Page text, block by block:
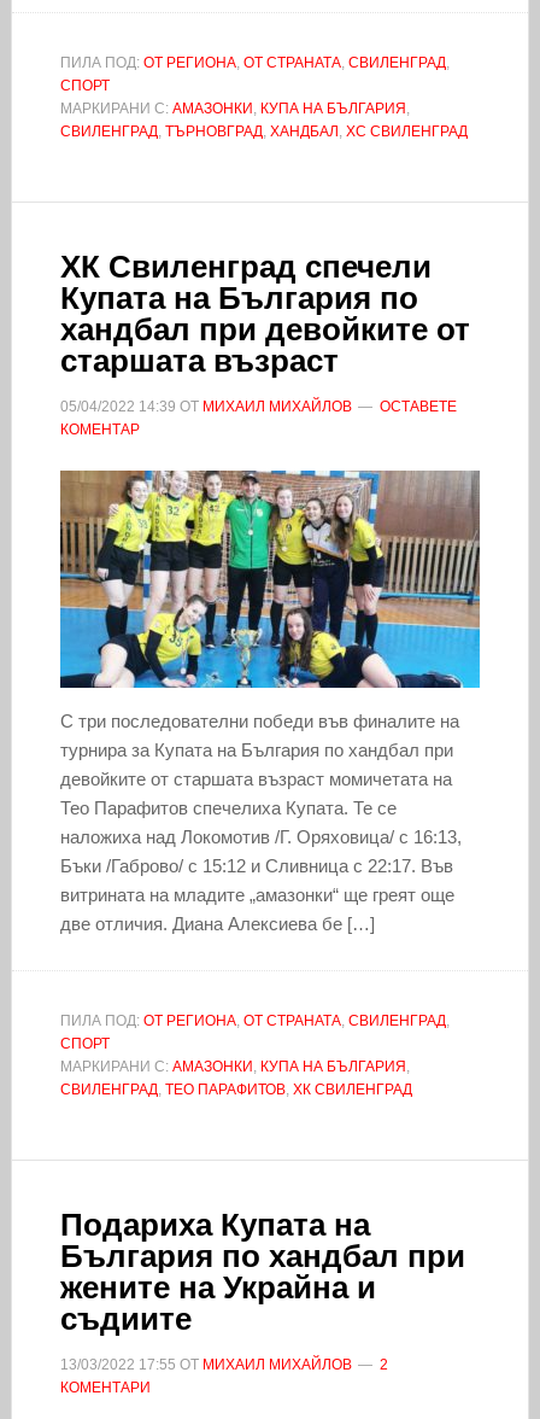
ПИЛА ПОД: ОТ РЕГИОНА, ОТ СТРАНАТА, СВИЛЕНГРАД,
СПОРТ
МАРКИРАНИ С: АМАЗОНКИ , КУПА НА БЪЛГАРИЯ ,
СВИЛЕНГРАД, ТЪРНОВГРАД, ХАНДБАЛ , ХС СВИЛЕНГРАД
ХК Свиленград спечели
Купата на България по
хандбал при девойките от
старшата възраст
05/04/2022 14:39 ОТ МИХАИЛ МИХАЙЛОВ
ОСТАВЕТЕ
КОМЕНТАР
С три последователни победи във финалите на
турнира за Купата на България по хандбал при
девойките от старшата възраст момичетата на
Тео Парафитов спечелиха Купата. Те се
наложиха над Локомотив /Г. Оряховица/ с 16:13,
Бъки /Габрово/ с 15:12 и Сливница с 22:17. Във
витрината на младите „амазонки“ ще греят още
две отличия. Диана Алексиева бе […]
ПИЛА ПОД: ОТ РЕГИОНА, ОТ СТРАНАТА, СВИЛЕНГРАД,
СПОРТ
МАРКИРАНИ С: АМАЗОНКИ , КУПА НА БЪЛГАРИЯ ,
СВИЛЕНГРАД, ТЕО ПАРАФИТОВ, ХК СВИЛЕНГРАД
Подариха Купата на
България по хандбал при
жените на Украйна и
съдиите
13/03/2022 17:55 ОТ МИХАИЛ МИХАЙЛОВ
2
КОМЕНТАРИ